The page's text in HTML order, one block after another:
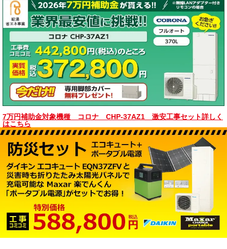
7万円補助金対象機種 コロナ CHP-37AZ1 激安工事セット詳しく
はこちら